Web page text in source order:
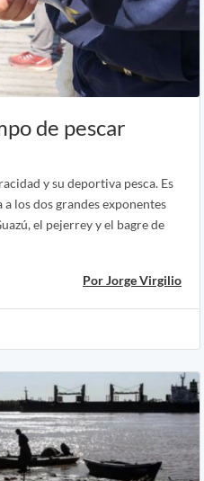
de pescar
y su deportiva pesca. Es
los dos grandes exponentes
el pejerrey y el bagre de
Por Jorge Virgilio